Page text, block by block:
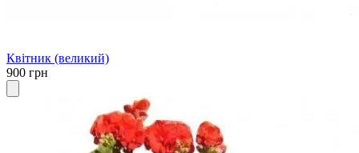
Квітник (великий)
900 грн